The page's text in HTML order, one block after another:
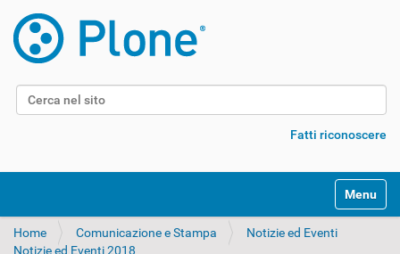
Cerca nel sito
Fatti riconoscere
Alterna
Home Comunicazione e Stampa
Notizie ed Eventi
Notizie ed Eventi 2018